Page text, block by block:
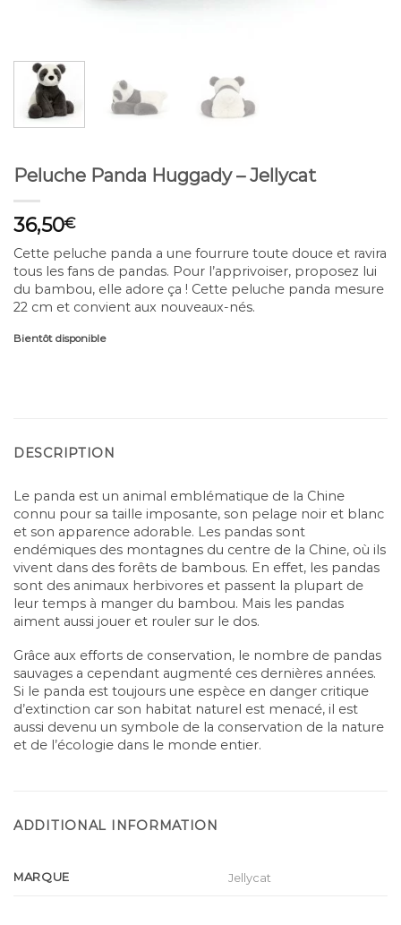
Peluche Panda Huggady – Jellycat
36,50€
Cette peluche panda a une fourrure toute douce et ravira
tous les fans de pandas. Pour l’apprivoiser, proposez lui
du bambou, elle adore ça ! Cette peluche panda mesure
22 cm et convient aux nouveaux-nés.
Bientôt disponible
DESCRIPTION
Le panda est un animal emblématique de la Chine
connu pour sa taille imposante, son pelage noir et blanc
et son apparence adorable. Les pandas sont
endémiques des montagnes du centre de la Chine, où ils
vivent dans des forêts de bambous. En effet, les pandas
sont des animaux herbivores et passent la plupart de
leur temps à manger du bambou. Mais les pandas
aiment aussi jouer et rouler sur le dos.
Grâce aux efforts de conservation, le nombre de pandas
sauvages a cependant augmenté ces dernières années.
Si le panda est toujours une espèce en danger critique
d’extinction car son habitat naturel est menacé, il est
aussi devenu un symbole de la conservation de la nature
et de l’écologie dans le monde entier.
ADDITIONAL INFORMATION
MARQUE Jellycat